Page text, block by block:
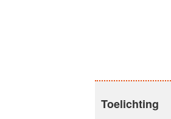
Toelichting